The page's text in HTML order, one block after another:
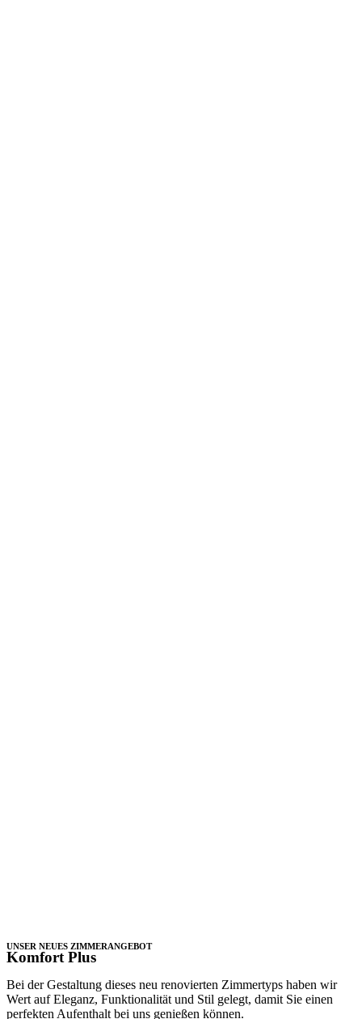
UNSER NEUES ZIMMERANGEBOT
Komfort Plus
Bei der Gestaltung dieses neu renovierten Zimmertyps haben wir
Wert auf Eleganz, Funktionalität und Stil gelegt, damit Sie einen
perfekten Aufenthalt bei uns genießen können.